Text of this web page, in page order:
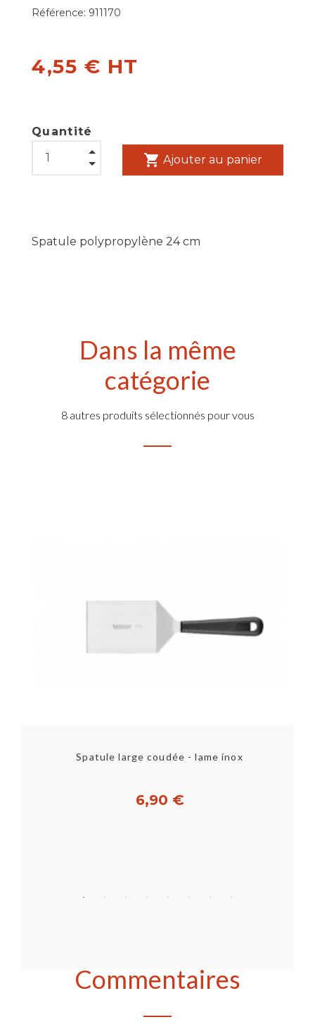
Référence: 911170
4,55 € HT
Quantité
shopping_cart Ajouter au panier
Spatule polypropylène 24 cm
Dans la même
catégorie
8 autres produits sélectionnés pour vous
Spatule large coudée - lame inox
6,90 €
Commentaires